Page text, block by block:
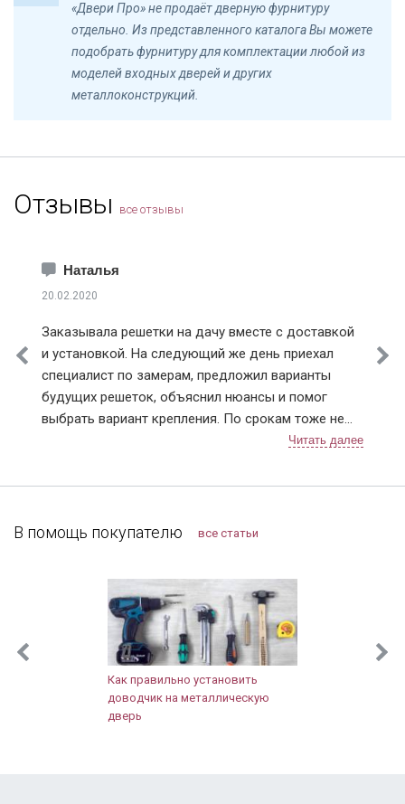
«Двери Про» не продаёт дверную фурнитуру
отдельно. Из представленного каталога Вы можете
подобрать фурнитуру для комплектации любой из
моделей входных дверей и других
металлоконструкций.
Отзывы все отзывы
Наталья
20.02.2020
Заказывала решетки на дачу вместе с доставкой
и установкой. На следующий же день приехал
специалист по замерам, предложил варианты
будущих решеток, объяснил нюансы и помог
выбрать вариант крепления. По срокам тоже не
подвели, приехали в точное время и достаточно
рисунок сделали очень красивый 👍. В
буду к вам обращаться!
В помощь покупателю все статьи
Как правильно установить
доводчик на металлическую
дверь